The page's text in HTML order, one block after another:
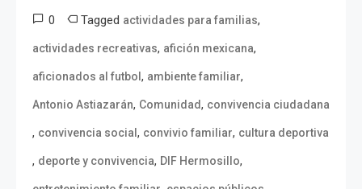
0 Tagged actividades para familias,
actividades recreativas, afición mexicana,
aficionados al futbol , ambiente familiar,
Antonio Astiazarán, Comunidad, convivencia ciudadana
, convivencia social , convivio familiar, cultura deportiva
, deporte y convivencia, DIF Hermosillo,